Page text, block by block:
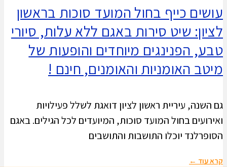
עושים כייף בחול המועד סוכות בראשון
לציון: שיט סירות באגם ללא עלות, סיורי
טבע, הפנינגים מיוחדים והופעות של
מיטב האומניות והאומנים, חינם !
גם השנה, עיריית ראשון לציון דואגת לשלל פעילויות
ואירועים בחול המועד סוכות, המיועדים לכל הגילים. באגם
הסופרלנד יוכלו התושבות והתושבים
קרא עוד ←